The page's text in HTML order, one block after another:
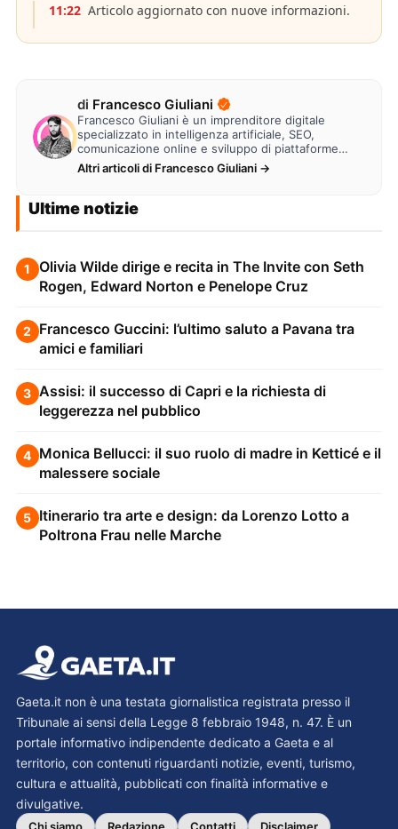
11:22 Articolo aggiornato con nuove informazioni.
di Francesco Giuliani
Francesco Giuliani è un imprenditore digitale
specializzato in intelligenza artificiale, SEO,
comunicazione online e sviluppo di piattaforme
web. Lavora alla creazione di…
Altri articoli di Francesco Giuliani →
Ultime notizie
1
Olivia Wilde dirige e recita in The Invite con Seth
Rogen, Edward Norton e Penelope Cruz
2 Francesco Guccini: l’ultimo saluto a Pavana tra
amici e familiari
3 Assisi: il successo di Capri e la richiesta di
leggerezza nel pubblico
4 Monica Bellucci: il suo ruolo di madre in Ketticé e il
malessere sociale
5 Itinerario tra arte e design: da Lorenzo Lotto a
Poltrona Frau nelle Marche
Gaeta.it non è una testata giornalistica registrata presso il
Tribunale ai sensi della Legge 8 febbraio 1948, n. 47. È un
portale informativo indipendente dedicato a Gaeta e al
territorio, con contenuti riguardanti notizie, eventi, turismo,
cultura e attualità, pubblicati con finalità informative e
divulgative.
Chi siamo Redazione Contatti Disclaimer